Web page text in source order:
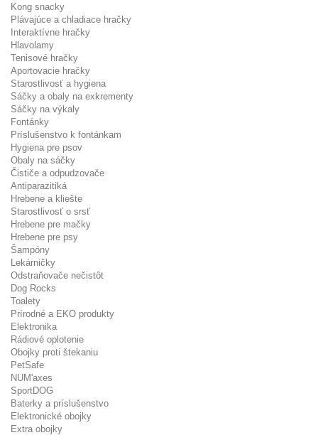
Kong snacky
Plávajúce a chladiace hračky
Interaktívne hračky
Hlavolamy
Tenisové hračky
Aportovacie hračky
Starostlivosť a hygiena
Sáčky a obaly na exkrementy
Sáčky na výkaly
Fontánky
Príslušenstvo k fontánkam
Hygiena pre psov
Obaly na sáčky
Čističe a odpudzovače
Antiparazitiká
Hrebene a kliešte
Starostlivosť o srsť
Hrebene pre mačky
Hrebene pre psy
Šampóny
Lekárničky
Odstraňovače nečistôt
Dog Rocks
Toalety
Prírodné a EKO produkty
Elektronika
Rádiové oplotenie
Obojky proti štekaniu
PetSafe
NUM'axes
SportDOG
Baterky a príslušenstvo
Elektronické obojky
Extra obojky